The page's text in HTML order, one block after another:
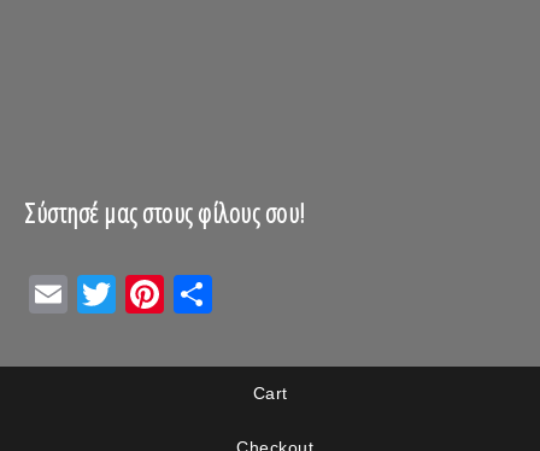
Σύστησέ μας στους φίλους σου!
EmailTwitterPinterest
Cart